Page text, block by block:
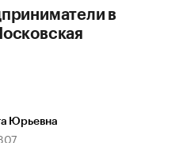
иначе». Как живет глава
что рассказал Маск в
ключевых основ
российской нефти —
в
Юрьевна